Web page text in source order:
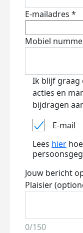
E-mailadres *
Mobiel
Ik blijf graag
acties en
bijdragen
E-mail
Lees hier
Jouw bericht
Plaisier
0/150